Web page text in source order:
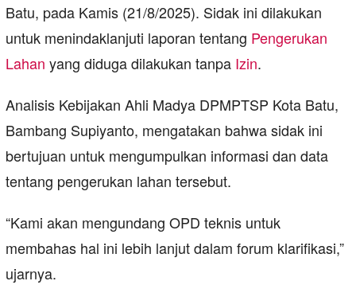
Batu, pada Kamis (21/8/2025). Sidak ini dilakukan
untuk menindaklanjuti laporan tentang Pengerukan
Lahan yang diduga dilakukan tanpa Izin.
Analisis Kebijakan Ahli Madya DPMPTSP Kota Batu,
Bambang Supiyanto, mengatakan bahwa sidak ini
bertujuan untuk mengumpulkan informasi dan data
tentang pengerukan lahan tersebut.
“Kami akan mengundang OPD teknis untuk
membahas hal ini lebih lanjut dalam forum klarifikasi,”
ujarnya.